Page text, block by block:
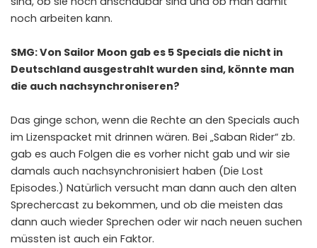
noch arbeiten kann.
SMG: Von Sailor Moon gab es 5 Specials die nicht in
Deutschland ausgestrahlt wurden sind, könnte man
die auch nachsynchroniseren?
Das ginge schon, wenn die Rechte an den Specials auch
im Lizenspacket mit drinnen wären. Bei „Saban Rider“ zb.
gab es auch Folgen die es vorher nicht gab und wir sie
damals auch nachsynchronisiert haben (Die Lost
Episodes.) Natürlich versucht man dann auch den alten
Sprechercast zu bekommen, und ob die meisten das
dann auch wieder Sprechen oder wir nach neuen suchen
müssten ist auch ein Faktor.